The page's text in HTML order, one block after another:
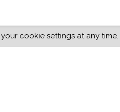
cookie settings at any time.